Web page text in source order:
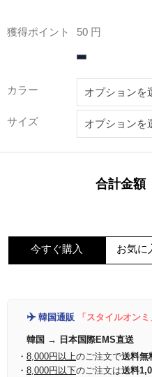
獲得ポイント 50 円
カラー
サイズ
合計金額
今すぐ購入 お気に
✈️ 韓国通販 「スタイルオンミ
韓国 → 日本国際EMS直送
・ 8,000円以上のご注文で送料無
・ 8,000円以下のご注文は送料